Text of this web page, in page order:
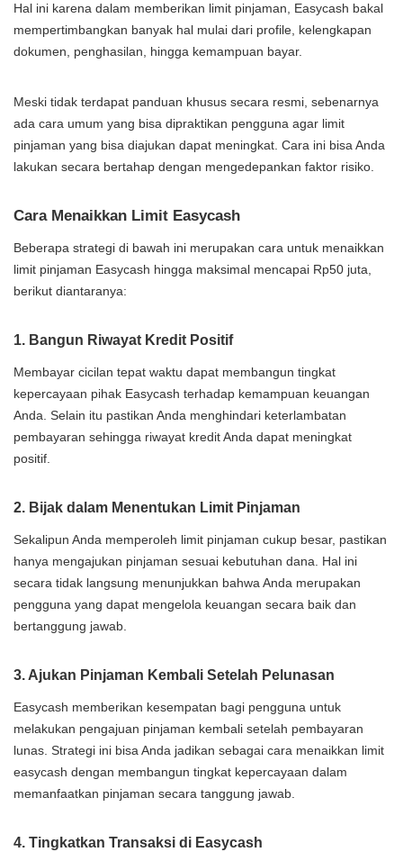
Hal ini karena dalam memberikan limit pinjaman, Easycash bakal
mempertimbangkan banyak hal mulai dari profile, kelengkapan
dokumen, penghasilan, hingga kemampuan bayar.
Meski tidak terdapat panduan khusus secara resmi, sebenarnya
ada cara umum yang bisa dipraktikan pengguna agar limit
pinjaman yang bisa diajukan dapat meningkat. Cara ini bisa Anda
lakukan secara bertahap dengan mengedepankan faktor risiko.
Cara Menaikkan Limit Easycash
Beberapa strategi di bawah ini merupakan cara untuk menaikkan
limit pinjaman Easycash hingga maksimal mencapai Rp50 juta,
berikut diantaranya:
1. Bangun Riwayat Kredit Positif
Membayar cicilan tepat waktu dapat membangun tingkat
kepercayaan pihak Easycash terhadap kemampuan keuangan
Anda. Selain itu pastikan Anda menghindari keterlambatan
pembayaran sehingga riwayat kredit Anda dapat meningkat
positif.
2. Bijak dalam Menentukan Limit Pinjaman
Sekalipun Anda memperoleh limit pinjaman cukup besar, pastikan
hanya mengajukan pinjaman sesuai kebutuhan dana. Hal ini
secara tidak langsung menunjukkan bahwa Anda merupakan
pengguna yang dapat mengelola keuangan secara baik dan
bertanggung jawab.
3. Ajukan Pinjaman Kembali Setelah Pelunasan
Easycash memberikan kesempatan bagi pengguna untuk
melakukan pengajuan pinjaman kembali setelah pembayaran
lunas. Strategi ini bisa Anda jadikan sebagai cara menaikkan limit
easycash dengan membangun tingkat kepercayaan dalam
memanfaatkan pinjaman secara tanggung jawab.
4. Tingkatkan Transaksi di Easycash